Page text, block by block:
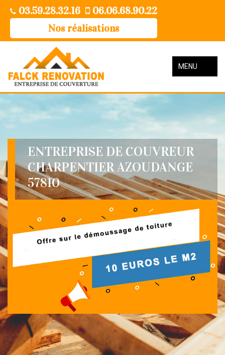
03.59.28.32.16
06.06.68.90.22
Nos réalisations
MENU
ENTREPRISE DE COUVREUR
CHARPENTIER AZOUDANGE
57810